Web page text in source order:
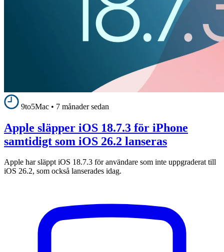
9to5Mac • 7 månader sedan
Apple släpper iOS 18.7.3 för iPhone
samtidigt som iOS 26.2 lanseras
Apple har släppt iOS 18.7.3 för användare som inte uppgraderat till
iOS 26.2, som också lanserades idag.